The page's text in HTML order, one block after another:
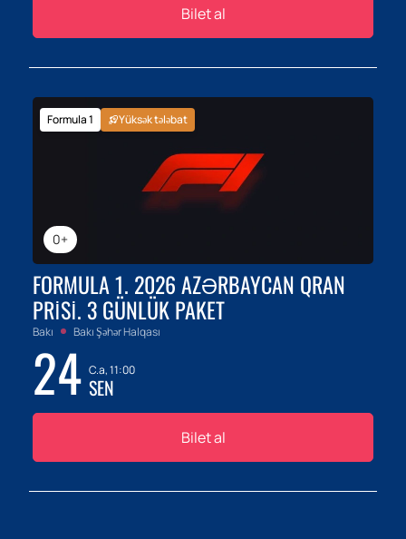
Bilet al
0+
Formula 1 Yüksək tələbat
FORMULA 1. 2026 AZƏRBAYCAN QRAN
PRISI. 3 GÜNLÜK PAKET
Bakı Bakı Şəhər Halqası
24 C.a, 11:00
SEN
Bilet al